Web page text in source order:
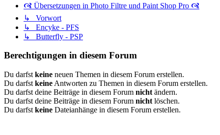
🙧 Übersetzungen in Photo Filtre und Paint Shop Pro 🙧
↳ Vorwort
↳ Encyke - PFS
↳ Butterfly - PSP
Berechtigungen in diesem Forum
Du darfst keine neuen Themen in diesem Forum erstellen.
Du darfst keine Antworten zu Themen in diesem Forum erstellen.
Du darfst deine Beiträge in diesem Forum nicht ändern.
Du darfst deine Beiträge in diesem Forum nicht löschen.
Du darfst keine Dateianhänge in diesem Forum erstellen.